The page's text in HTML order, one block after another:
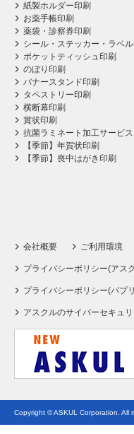
紙製ホルダー印刷
お薬手帳印刷
薬袋・診察券印刷
シール・ステッカー・ラベル
ポケットティッシュ印刷
のぼり印刷
バナースタンド印刷
タペストリー印刷
横断幕印刷
賞状印刷
抗菌ラミネート加工サービス
【季節】年賀状印刷
【季節】喪中はがき印刷
会社概要 ご利用環境
プライバシーポリシー(アス
プライバシーポリシー(パプ
アスクルのサイバーセキュリ
Copyright © ASKUL Corporation. All